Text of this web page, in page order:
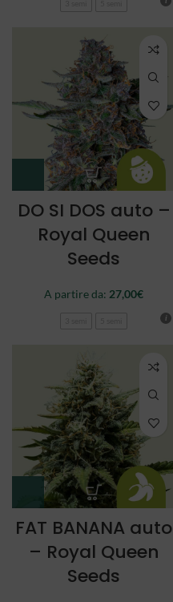
DO SI DOS auto –
Royal Queen
Seeds
A partire da: 27,00€
FAT BANANA auto
– Royal Queen
Seeds